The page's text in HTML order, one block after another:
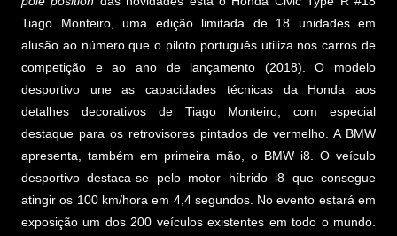
Tiago Monteiro, uma edição limitada de 18 unidades em
alusão ao número que o piloto português utiliza nos carros de
competição e ao ano de lançamento (2018). O modelo
desportivo une as capacidades técnicas da Honda aos
detalhes decorativos de Tiago Monteiro, com especial
destaque para os retrovisores pintados de vermelho. A BMW
apresenta, também em primeira mão, o BMW i8. O veículo
desportivo destaca-se pelo motor híbrido i8 que consegue
atingir os 100 km/hora em 4,4 segundos. No evento estará em
exposição um dos 200 veículos existentes em todo o mundo.